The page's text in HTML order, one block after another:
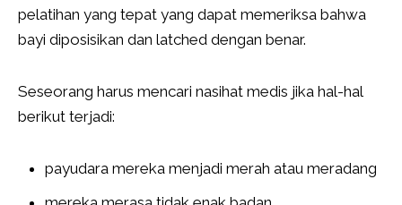
pelatihan yang tepat yang dapat memeriksa bahwa
bayi diposisikan dan latched dengan benar.
Seseorang harus mencari nasihat medis jika hal-hal
berikut terjadi:
payudara mereka menjadi merah atau meradang